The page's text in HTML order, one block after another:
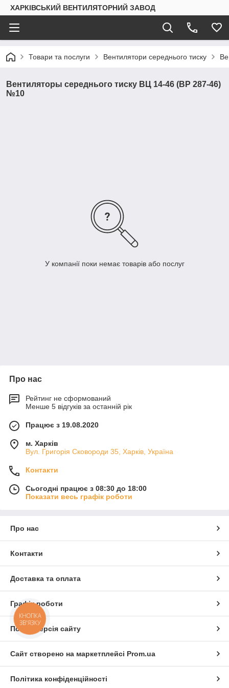
ХАРКІВСЬКИЙ ВЕНТИЛЯТОРНИЙ ЗАВОД
Товари та послуги Вентилятори середнього тиску
Вентиляторы середнього тиску ВЦ 14-46 (ВР 287-46)
№10
У компанії поки немає товарів або послуг
Про нас
Рейтинг не сформований
Менше 5 відгуків за останній рік
Працює з 19.08.2020
м. Харків
Вул. Григорія Сковороди 35, Харків, Україна
Контакти
Сьогодні працює з 08:30 до 18:00
Показати весь графік роботи
Про нас
Контакти
Доставка та оплата
Графік роботи
Повна версія сайту
Сайт створено на маркетплейсі Prom.ua
Політика конфіденційності
КНОПКА
ЗВ'ЯЗКУ